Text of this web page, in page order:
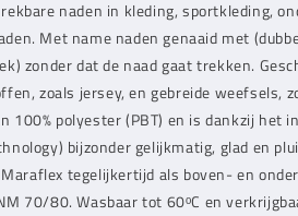
339naden in kleding, sportkleding,
Met name naden genaaid met
zonder dat de naad gaat trekken.
zoals jersey, en gebreide weefsels,
100% polyester (PBT) en is dankzij het
bijzonder gelijkmatig, glad en
tegelijkertijd als boven- en
70/80. Wasbaar tot 60ᵒC en